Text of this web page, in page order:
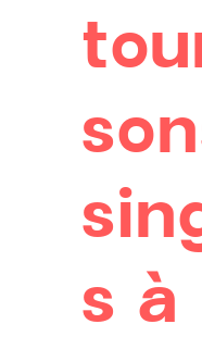
s à